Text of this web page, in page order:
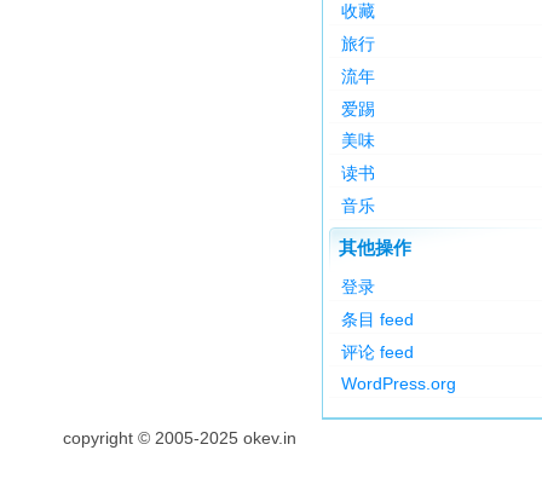
收藏
旅行
流年
爱踢
美味
读书
音乐
其他操作
登录
条目 feed
评论 feed
WordPress.org
copyright © 2005-2025 okev.in